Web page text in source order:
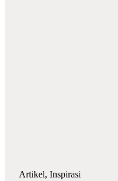
Artikel, Inspirasi